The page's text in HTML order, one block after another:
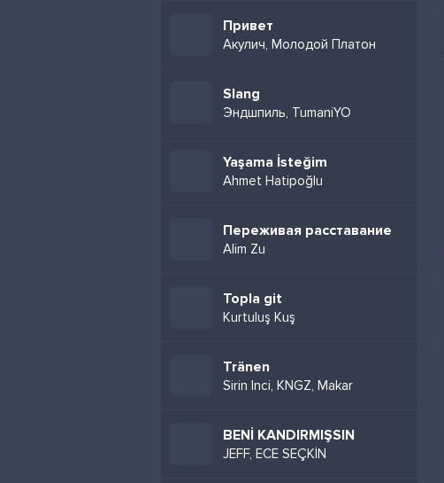
Привет
Акулич, Молодой Платон
Slang
Эндшпиль, TumaniYO
Yaşama İsteğim
Ahmet Hatipoğlu
Переживая расставание
Alim Zu
Topla git
Kurtuluş Kuş
Tränen
Sirin Inci, KNGZ, Makar
BENİ KANDIRMIŞSIN
JEFF, ECE SEÇKİN